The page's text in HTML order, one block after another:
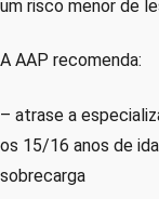
um risco menor de
A AAP recomenda:
– atrase a
os 15/16 anos de
sobrecarga